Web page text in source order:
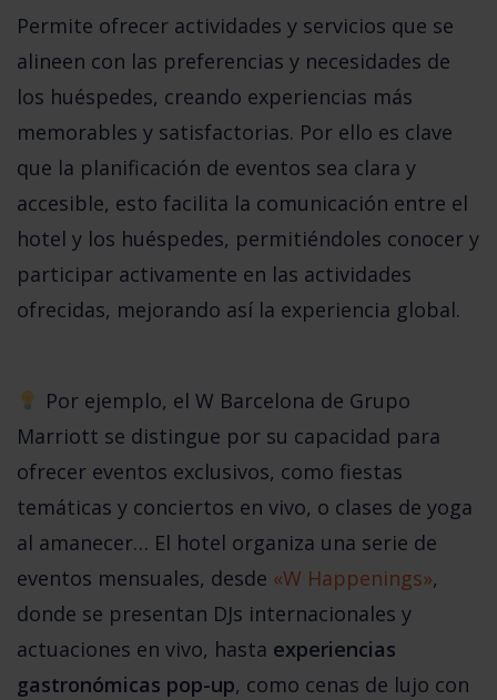
Permite ofrecer actividades y servicios que se
alineen con las preferencias y necesidades de
los huéspedes, creando experiencias más
memorables y satisfactorias. Por ello es clave
que la planificación de eventos sea clara y
accesible, esto facilita la comunicación entre el
hotel y los huéspedes, permitiéndoles conocer y
participar activamente en las actividades
ofrecidas, mejorando así la experiencia global.
Por ejemplo, el W Barcelona de Grupo
Marriott se distingue por su capacidad para
ofrecer eventos exclusivos, como fiestas
temáticas y conciertos en vivo, o clases de yoga
al amanecer… El hotel organiza una serie de
eventos mensuales, desde «W Happenings»,
donde se presentan DJs internacionales y
actuaciones en vivo, hasta experiencias
gastronómicas pop-up, como cenas de lujo con